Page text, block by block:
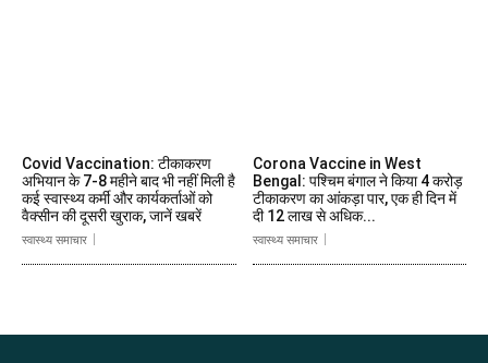
Covid Vaccination: टीकाकरण
अभियान के 7-8 महीने बाद भी नहीं मिली है
कई स्वास्थ्य कर्मी और कार्यकर्ताओं को
वैक्सीन की दूसरी खुराक, जानें खबरें
स्वास्थ्य समाचार
Corona Vaccine in West
Bengal: पश्चिम बंगाल ने किया 4 करोड़
टीकाकरण का आंकड़ा पार, एक ही दिन में
दी 12 लाख से अधिक...
स्वास्थ्य समाचार